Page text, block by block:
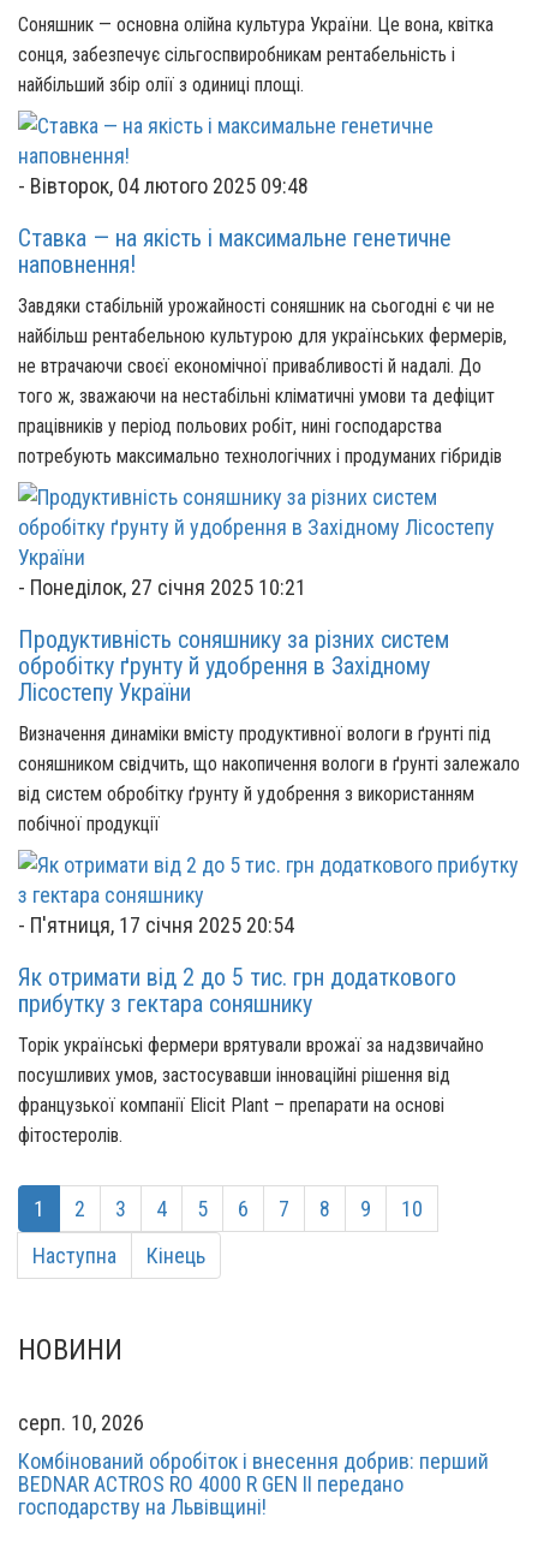
Соняшник — основна олійна культура України. Це вона, квітка
сонця, забезпечує сільгоспвиробникам рентабельність і
найбільший збір олії з одиниці площі.
- Вівторок, 04 лютого 2025 09:48
Ставка — на якість і максимальне генетичне
наповнення!
Завдяки стабільній урожайності соняшник на сьогодні є чи не
найбільш рентабельною культурою для українських фермерів,
не втрачаючи своєї економічної привабливості й надалі. До
того ж, зважаючи на нестабільні кліматичні умови та дефіцит
працівників у період польових робіт, нині господарства
потребують максимально технологічних і продуманих гібридів
- Понеділок, 27 січня 2025 10:21
Продуктивність соняшнику за різних систем
обробітку ґрунту й удобрення в Західному
Лісостепу України
Визначення динаміки вмісту продуктивної вологи в ґрунті під
соняшником свідчить, що накопичення вологи в ґрунті залежало
від систем обробітку ґрунту й удобрення з використанням
побічної продукції
- П'ятниця, 17 січня 2025 20:54
Як отримати від 2 до 5 тис. грн додаткового
прибутку з гектара соняшнику
Торік українські фермери врятували врожаї за надзвичайно
посушливих умов, застосувавши інноваційні рішення від
французької компанії Elicit Plant – препарати на основі
фітостеролів.
1 2 3 4 5 6 7 8 9
10
Наступна
Кінець
НОВИНИ
серп. 10, 2026
Комбінований обробіток і внесення добрив: перший
BEDNAR ACTROS RO 4000 R GEN II передано
господарству на Львівщині!